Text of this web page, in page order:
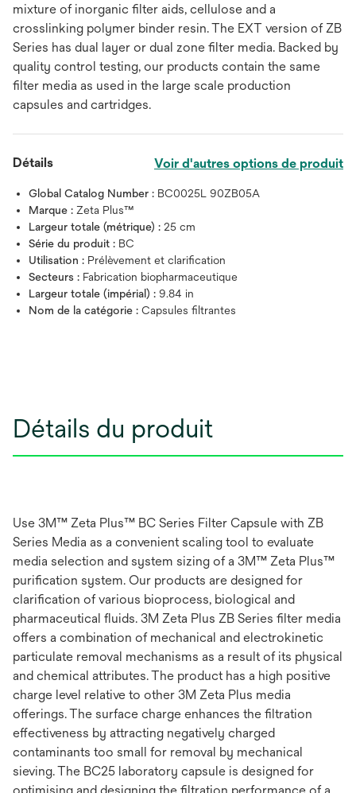
mixture of inorganic filter aids, cellulose and a
crosslinking polymer binder resin. The EXT version of ZB
Series has dual layer or dual zone filter media. Backed by
quality control testing, our products contain the same
filter media as used in the large scale production
capsules and cartridges.
Détails Voir d'autres options de produit
Global Catalog Number : BC0025L 90ZB05A
Marque : Zeta Plus™
Largeur totale (métrique) : 25 cm
Série du produit : BC
Utilisation : Prélèvement et clarification
Secteurs : Fabrication biopharmaceutique
Largeur totale (impérial) : 9.84 in
Nom de la catégorie : Capsules filtrantes
Détails du produit
Use 3M™ Zeta Plus™ BC Series Filter Capsule with ZB
Series Media as a convenient scaling tool to evaluate
media selection and system sizing of a 3M™ Zeta Plus™
purification system. Our products are designed for
clarification of various bioprocess, biological and
pharmaceutical fluids. 3M Zeta Plus ZB Series filter media
offers a combination of mechanical and electrokinetic
particulate removal mechanisms as a result of its physical
and chemical attributes. The product has a high positive
charge level relative to other 3M Zeta Plus media
offerings. The surface charge enhances the filtration
effectiveness by attracting negatively charged
contaminants too small for removal by mechanical
sieving. The BC25 laboratory capsule is designed for